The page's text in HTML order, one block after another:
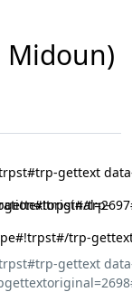
Midoun)
trp-
gettext
trp-
gettext